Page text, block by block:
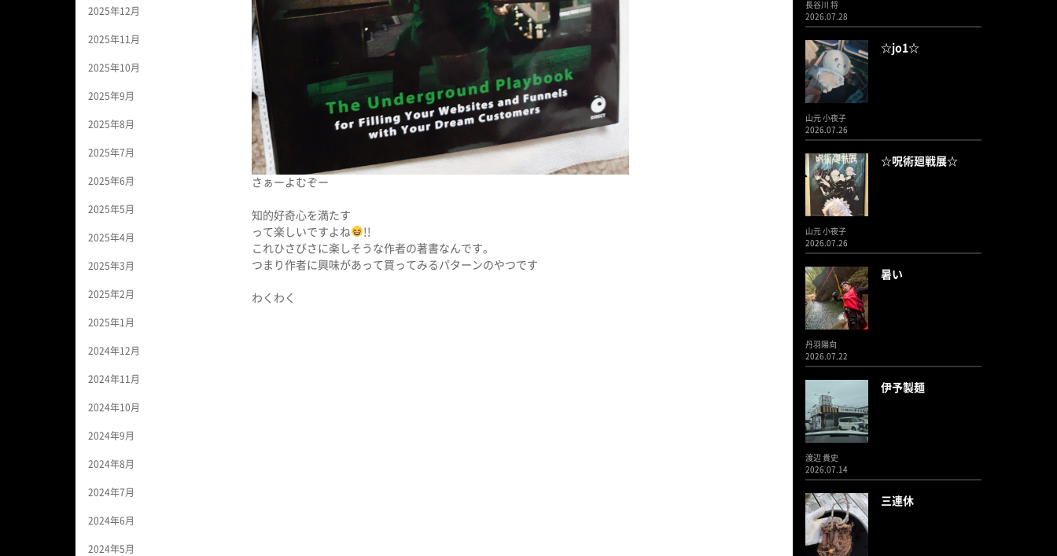
2025年12月
2025年11月
2025年10月
2025年9月
2025年8月
2025年7月
2025年6月
2025年5月
2025年4月
2025年3月
2025年2月
2025年1月
2024年12月
2024年11月
2024年10月
2024年9月
2024年8月
2024年7月
2024年6月
2024年5月
さぁーよむぞー
知的好奇心を満たす
って楽しいですよね
!!
これひさびさに楽しそうな作者の著書なんです。
つまり作者に興味があって買ってみるパターンのやつです
わくわく
長谷川 将
2026.07.28
☆jo1☆
山元 小夜子
2026.07.26
☆呪術廻戦展☆
山元 小夜子
2026.07.26
暑い
丹羽陽向
2026.07.22
伊予製麺
渡辺 貴史
2026.07.14
三連休